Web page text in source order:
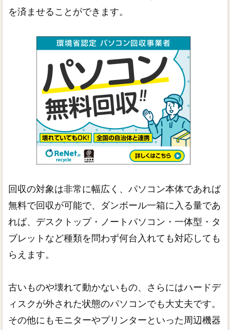
を済ませることができます。
回収の対象は非常に幅広く、パソコン本体であれば
無料で回収が可能で、ダンボール一箱に入る量であ
れば、デスクトップ・ノートパソコン・一体型・タ
ブレットなど種類を問わず何台入れても対応しても
らえます。
古いものや壊れて動かないもの、さらにはハードデ
ィスクが外された状態のパソコンでも大丈夫です。
その他にもモニターやプリンターといった周辺機器